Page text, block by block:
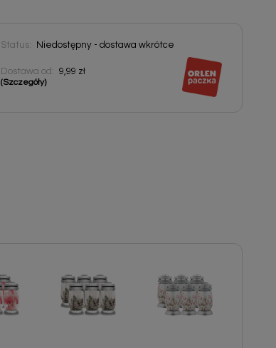
Status: Niedostępny - dostawa wkrótce
Dostawa od: 9,99 zł
(Szczegóły)